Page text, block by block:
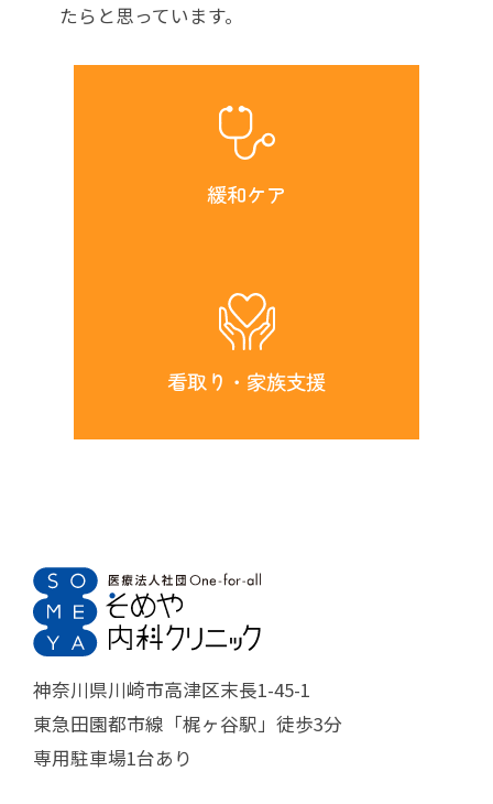
たらと思っています。
緩和ケア
看取り・家族支援
神奈川県川崎市高津区末長1-45-1
東急田園都市線「梶ヶ谷駅」徒歩3分
専用駐車場1台あり